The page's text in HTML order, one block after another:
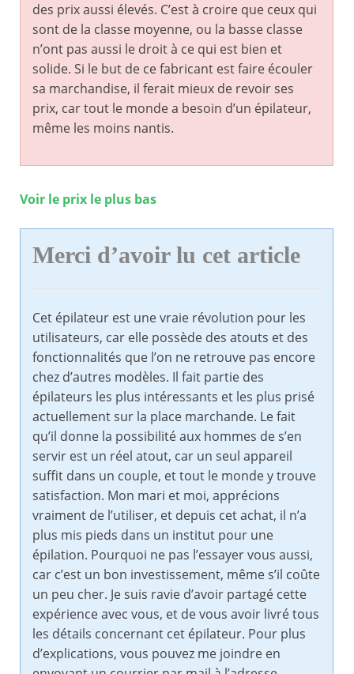
des prix aussi élevés. C’est à croire que ceux qui
sont de la classe moyenne, ou la basse classe
n’ont pas aussi le droit à ce qui est bien et
solide. Si le but de ce fabricant est faire écouler
sa marchandise, il ferait mieux de revoir ses
prix, car tout le monde a besoin d’un épilateur,
même les moins nantis.
Voir le prix le plus bas
Merci d’avoir lu cet article
Cet épilateur est une vraie révolution pour les
utilisateurs, car elle possède des atouts et des
fonctionnalités que l’on ne retrouve pas encore
chez d’autres modèles. Il fait partie des
épilateurs les plus intéressants et les plus prisé
actuellement sur la place marchande. Le fait
qu’il donne la possibilité aux hommes de s’en
servir est un réel atout, car un seul appareil
suffit dans un couple, et tout le monde y trouve
satisfaction. Mon mari et moi, apprécions
vraiment de l’utiliser, et depuis cet achat, il n’a
plus mis pieds dans un institut pour une
épilation. Pourquoi ne pas l’essayer vous aussi,
car c’est un bon investissement, même s’il coûte
un peu cher. Je suis ravie d’avoir partagé cette
expérience avec vous, et de vous avoir livré tous
les détails concernant cet épilateur. Pour plus
d’explications, vous pouvez me joindre en